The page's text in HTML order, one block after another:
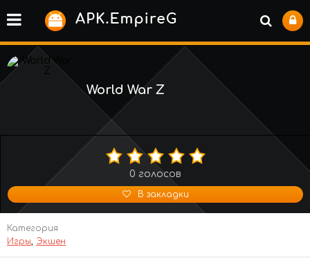
World War Z
0 голосов
В закладки
Категория
Игры, Экшен